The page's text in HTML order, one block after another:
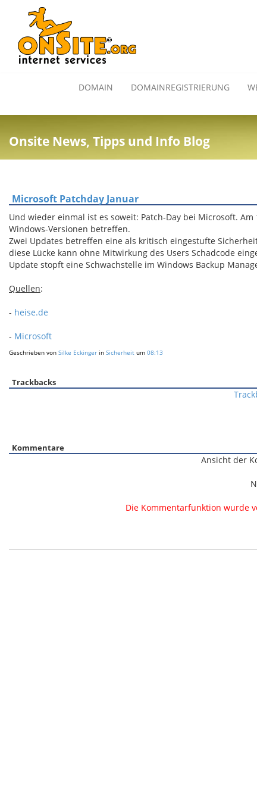
DOMAIN DOMAINREGISTRIERUNG
Onsite News, Tipps und Info Blog
Microsoft Patchday Januar
Und wieder einmal ist es soweit: Patch-Day bei Microsoft.
Windows-Versionen betreffen.
Zwei Updates betreffen eine als kritisch eingestufte
diese Lücke kann ohne Mitwirkung des Users Schadcode
Update stopft eine Schwachstelle im Windows Backup
Quellen:
- heise.de
- Microsoft
Geschrieben von Silke Eckinger in Sicherheit um 08:13
Trackbacks
Kommentare
Ansicht der
Die Kommentarfunktion wurde